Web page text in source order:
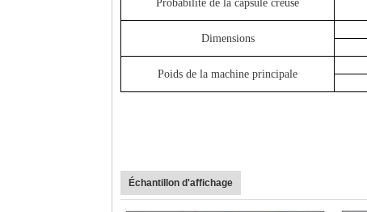
Probabilité de la capsule creuse
Dimensions
Poids de la machine principale
Échantillon d'affichage